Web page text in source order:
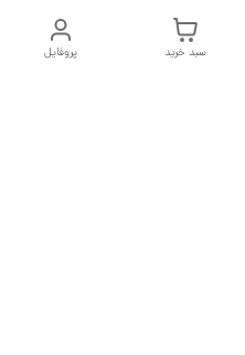
پروفایل سبد خرید